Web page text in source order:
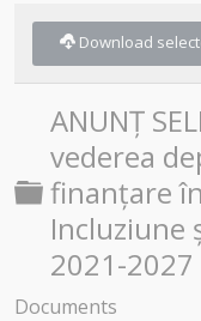
Download
Folder
ANUNȚ
vederea
finanțare
Incluziune
2021-2027
Documents